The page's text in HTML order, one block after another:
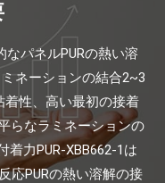
パネルPURの熱い溶
ネーションの結合2~3
性、高い最初の接着
らなラミネーションの
着力PUR-XBB662-1は
応PURの熱い溶解の接